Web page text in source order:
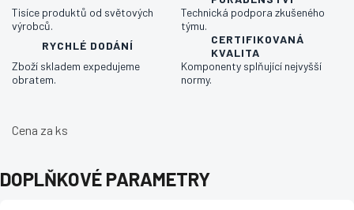
Tisíce produktů od světových
výrobců.
Technická podpora zkušeného
týmu.
RYCHLÉ DODÁNÍ
Zboží skladem expedujeme
obratem.
CERTIFIKOVANÁ
KVALITA
Komponenty splňující nejvyšší
normy.
Cena za ks
DOPLŇKOVÉ PARAMETRY